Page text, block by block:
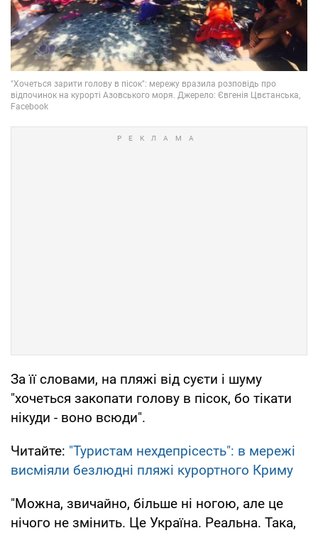
За її словами, на пляжі від суєти і шуму
"хочеться закопати голову в пісок, бо тікати
нікуди - воно всюди".
Читайте: "Туристам нехдепрісесть": в мережі
висміяли безлюдні пляжі курортного Криму
"Можна, звичайно, більше ні ногою, але це
нічого не змінить. Це Україна. Реальна. Така,